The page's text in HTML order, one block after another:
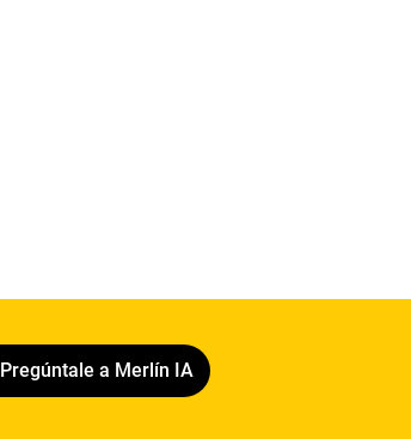
Pregúntale a Merlín IA